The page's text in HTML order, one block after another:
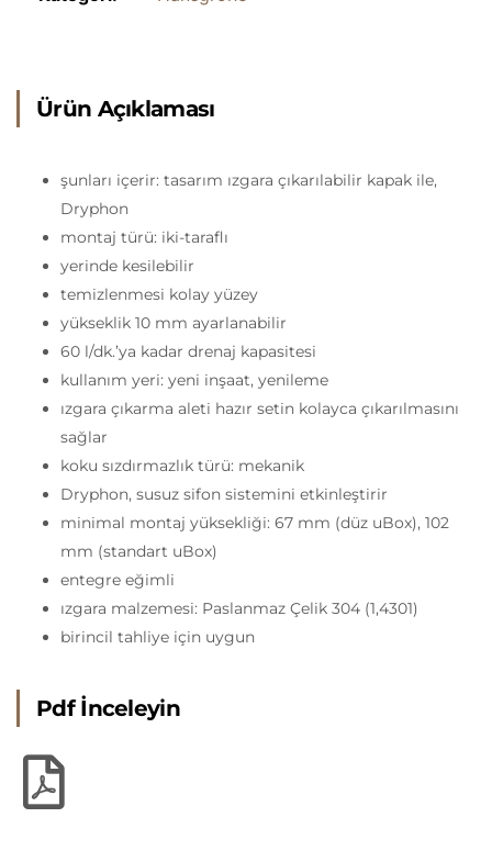
Ürün Açıklaması
şunları içerir: tasarım ızgara çıkarılabilir kapak ile,
Dryphon
montaj türü: iki-taraflı
yerinde kesilebilir
temizlenmesi kolay yüzey
yükseklik 10 mm ayarlanabilir
60 l/dk.’ya kadar drenaj kapasitesi
kullanım yeri: yeni inşaat, yenileme
ızgara çıkarma aleti hazır setin kolayca çıkarılmasını
sağlar
koku sızdırmazlık türü: mekanik
Dryphon, susuz sifon sistemini etkinleştirir
minimal montaj yüksekliği: 67 mm (düz uBox), 102
mm (standart uBox)
entegre eğimli
ızgara malzemesi: Paslanmaz Çelik 304 (1,4301)
birincil tahliye için uygun
Pdf İnceleyin